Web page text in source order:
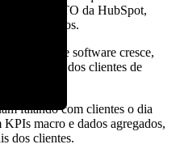
Shah, CTO da HubSpot,
e vídeos.
empresa de software cresce,
mais longe dos clientes de
falando com clientes o dia
macro e dados agregados,
dos clientes.